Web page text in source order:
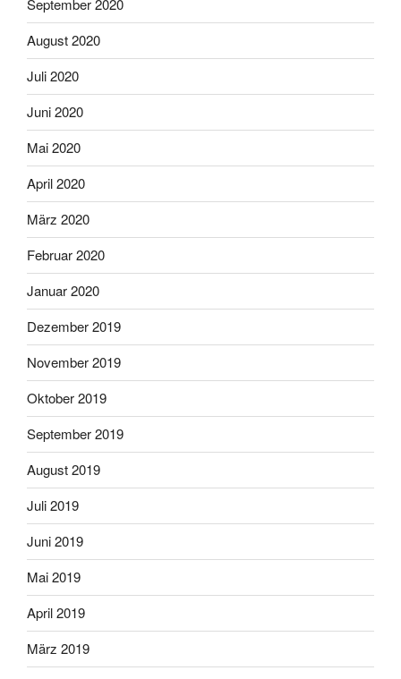
September 2020
August 2020
Juli 2020
Juni 2020
Mai 2020
April 2020
März 2020
Februar 2020
Januar 2020
Dezember 2019
November 2019
Oktober 2019
September 2019
August 2019
Juli 2019
Juni 2019
Mai 2019
April 2019
März 2019